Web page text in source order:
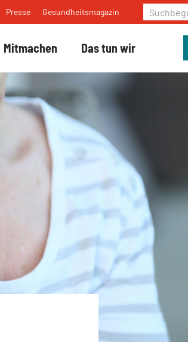
Mitmachen Das tun wir
Presse Gesundheitsmagazin Suchbegriff